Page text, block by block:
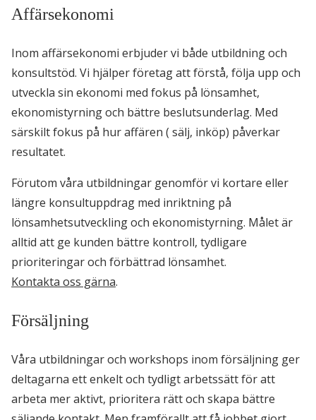
Affärsekonomi
Inom affärsekonomi erbjuder vi både utbildning och
konsultstöd. Vi hjälper företag att förstå, följa upp och
utveckla sin ekonomi med fokus på lönsamhet,
ekonomistyrning och bättre beslutsunderlag. Med
särskilt fokus på hur affären ( sälj, inköp) påverkar
resultatet.
Förutom våra utbildningar genomför vi kortare eller
längre konsultuppdrag med inriktning på
lönsamhetsutveckling och ekonomistyrning. Målet är
alltid att ge kunden bättre kontroll, tydligare
prioriteringar och förbättrad lönsamhet.
Kontakta oss gärna.
Försäljning
Våra utbildningar och workshops inom försäljning ger
deltagarna ett enkelt och tydligt arbetssätt för att
arbeta mer aktivt, prioritera rätt och skapa bättre